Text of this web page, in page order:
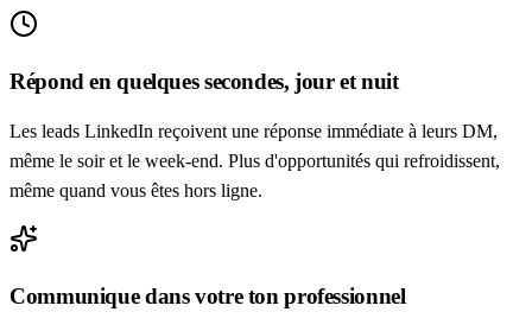
Répond en quelques secondes, jour et nuit
Les leads LinkedIn reçoivent une réponse immédiate à leurs DM,
même le soir et le week-end. Plus d'opportunités qui refroidissent,
même quand vous êtes hors ligne.
Communique dans votre ton professionnel